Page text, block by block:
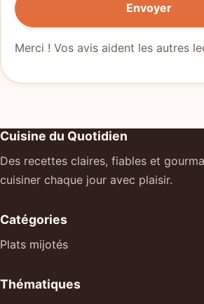
Envoyer
Merci ! Vos avis aident les autres
Cuisine du Quotidien
Des recettes claires, fiables et
cuisiner chaque jour avec plaisir.
Catégories
Plats mijotés
Thématiques